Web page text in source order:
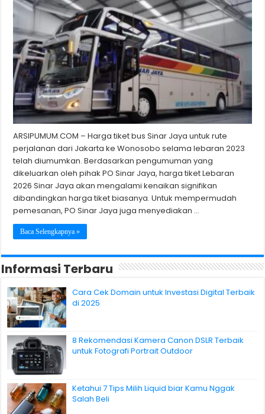
ARSIPUMUM.COM – Harga tiket bus Sinar Jaya untuk rute
perjalanan dari Jakarta ke Wonosobo selama lebaran 2023
telah diumumkan. Berdasarkan pengumuman yang
dikeluarkan oleh pihak PO Sinar Jaya, harga tiket Lebaran
2026 Sinar Jaya akan mengalami kenaikan signifikan
dibandingkan harga tiket biasanya. Untuk mempermudah
pemesanan, PO Sinar Jaya juga menyediakan …
Baca Selengkapnya »
Informasi Terbaru
Cara Cek Domain untuk Investasi Digital Terbaik
di 2025
8 Rekomendasi Kamera Canon DSLR Terbaik
untuk Fotografi Portrait Outdoor
Ketahui 7 Tips Milih Liquid biar Kamu Nggak
Salah Beli